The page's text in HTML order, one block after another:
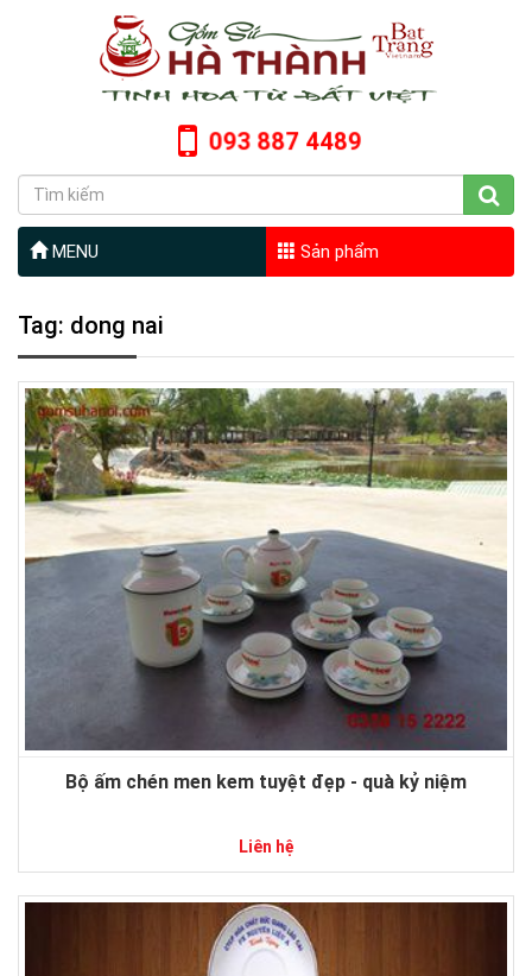
093 887 4489
MENU Sản phẩm
Tag: dong nai
Bộ ấm chén men kem tuyệt đẹp - quà kỷ niệm
Liên hệ